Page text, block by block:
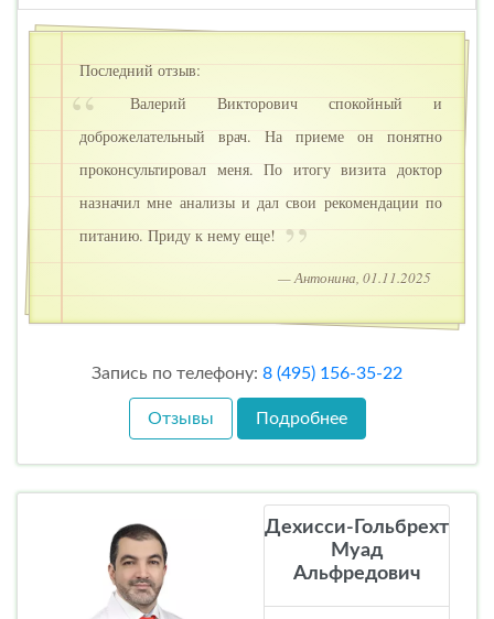
Последний отзыв:
Валерий Викторович спокойный и
доброжелательный врач. На приеме он понятно
проконсультировал меня. По итогу визита доктор
назначил мне анализы и дал свои рекомендации по
питанию. Приду к нему еще!
— Антонина, 01.11.2025
Запись по телефону: 8 (495) 156-35-22
Отзывы Подробнее
Дехисси-Гольбрехт
Муад
Альфредович